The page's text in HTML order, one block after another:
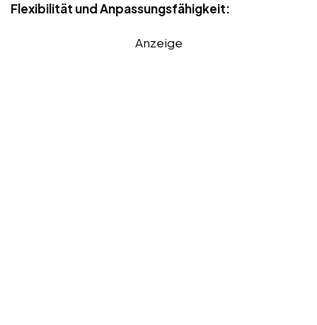
Flexibilität und Anpassungsfähigkeit:
Anzeige